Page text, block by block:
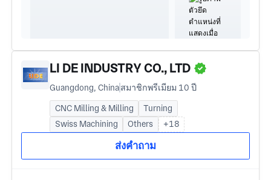
LI DE INDUSTRY CO., LTD
Guangdong, Chinaสมาชิกพรีเมียม 10 ปี
CNC Milling & Milling
Turning
Swiss Machining
Others +18
ส่งคำถาม